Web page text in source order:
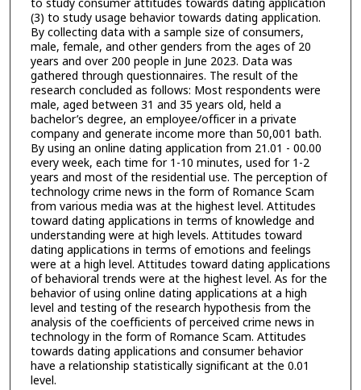
(3) to study usage behavior towards dating application.
By collecting data with a sample size of consumers,
male, female, and other genders from the ages of 20
years and over 200 people in June 2023. Data was
gathered through questionnaires. The result of the
research concluded as follows: Most respondents were
male, aged between 31 and 35 years old, held a
bachelor’s degree, an employee/officer in a private
company and generate income more than 50,001 bath.
By using an online dating application from 21.01 - 00.00
every week, each time for 1-10 minutes, used for 1-2
years and most of the residential use. The perception of
technology crime news in the form of Romance Scam
from various media was at the highest level. Attitudes
toward dating applications in terms of knowledge and
understanding were at high levels. Attitudes toward
dating applications in terms of emotions and feelings
were at a high level. Attitudes toward dating applications
of behavioral trends were at the highest level. As for the
behavior of using online dating applications at a high
level and testing of the research hypothesis from the
analysis of the coefficients of perceived crime news in
technology in the form of Romance Scam. Attitudes
towards dating applications and consumer behavior
have a relationship statistically significant at the 0.01
level.